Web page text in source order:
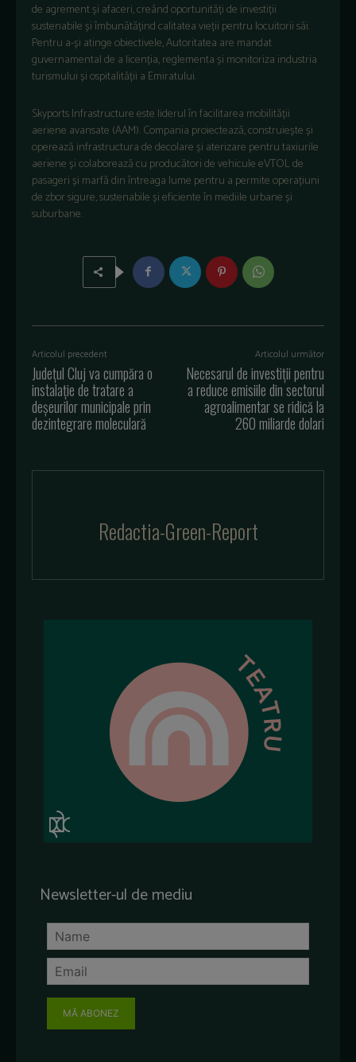
de agrement și afaceri, creând oportunități de investiții
sustenabile și îmbunătățind calitatea vieții pentru locuitorii săi.
Pentru a-și atinge obiectivele, Autoritatea are mandat
guvernamental de a licenția, reglementa și monitoriza industria
turismului și ospitalității a Emiratului.
Skyports Infrastructure este liderul în facilitarea mobilității
aeriene avansate (AAM). Compania proiectează, construiește și
operează infrastructura de decolare și aterizare pentru taxiurile
aeriene și colaborează cu producători de vehicule eVTOL de
pasageri și marfă din întreaga lume pentru a permite operațiuni
de zbor sigure, sustenabile și eficiente în mediile urbane și
suburbane.
Articolul precedent
Județul Cluj va cumpăra o
instalație de tratare a
deșeurilor municipale prin
dezintegrare moleculară
Articolul următor
Necesarul de investiții pentru
a reduce emisiile din sectorul
agroalimentar se ridică la
260 miliarde dolari
Redactia-Green-Report
Newsletter-ul de mediu
MĂ ABONEZ